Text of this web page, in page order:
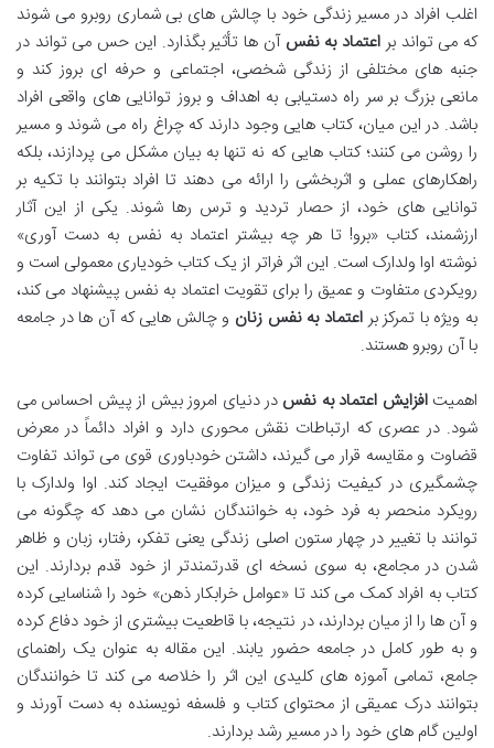
اغلب افراد در مسیر زندگی خود با چالش های بی شماری روبرو می شوند
که می تواند براعتماد به نفس آن ها تأثیر بگذارد. این حس می تواند در
جنبه های مختلفی از زندگی شخصی، اجتماعی و حرفه ای بروز کند و
مانعی بزرگ بر سر راه دستیابی به اهداف و بروز توانایی های واقعی افراد
باشد. در این میان، کتاب هایی وجود دارند که چراغ راه می شوند و مسیر
را روشن می کنند؛ کتاب هایی که نه تنها به بیان مشکل می پردازند، بلکه
راهکارهای عملی و اثربخشی را ارائه می دهند تا افراد بتوانند با تکیه بر
توانایی های خود، از حصار تردید و ترس رها شوند. یکی از این آثار
ارزشمند، کتاب «برو! تا هر چه بیشتر اعتماد به نفس به دست آوری»
نوشته اوا ولدارک است. این اثر فراتر از یک کتاب خودیاری معمولی است و
رویکردی متفاوت و عمیق را برای تقویت اعتماد به نفس پیشنهاد می کند،
به ویژه با تمرکز براعتماد به نفس زنان و چالش هایی که آن ها در جامعه
با آن روبرو هستند.
اهمیتافزایش اعتماد به نفس در دنیای امروز بیش از پیش احساس می
شود. در عصری که ارتباطات نقش محوری دارد و افراد دائماً در معرض
قضاوت و مقایسه قرار می گیرند، داشتن خودباوری قوی می تواند تفاوت
چشمگیری در کیفیت زندگی و میزان موفقیت ایجاد کند. اوا ولدارک با
رویکرد منحصر به فرد خود، به خوانندگان نشان می دهد که چگونه می
توانند با تغییر در چهار ستون اصلی زندگی یعنی تفکر، رفتار، زبان و ظاهر
شدن در مجامع، به سوی نسخه ای قدرتمندتر از خود قدم بردارند. این
کتاب به افراد کمک می کند تا «عوامل خرابکار ذهن» خود را شناسایی کرده
و آن ها را از میان بردارند، در نتیجه، با قاطعیت بیشتری از خود دفاع کرده
و به طور کامل در جامعه حضور یابند. این مقاله به عنوان یک راهنمای
جامع، تمامی آموزه های کلیدی این اثر را خلاصه می کند تا خوانندگان
بتوانند درک عمیقی از محتوای کتاب و فلسفه نویسنده به دست آورند و
اولین گام های خود را در مسیر رشد بردارند.